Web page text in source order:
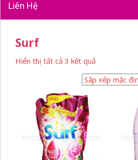
Liên Hệ
Surf
Hiển thị tất cả 3 kết quả